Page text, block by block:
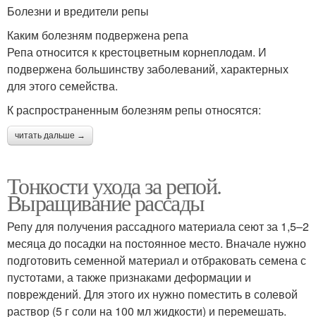
Болезни и вредители репы
Каким болезням подвержена репа
Репа относится к крестоцветным корнеплодам. И
подвержена большинству заболеваний, характерных
для этого семейства.
К распространенным болезням репы относятся:
читать дальше →
Тонкости ухода за репой.
Выращивание рассады
Репу для получения рассадного материала сеют за 1,5–2
месяца до посадки на постоянное место. Вначале нужно
подготовить семенной материал и отбраковать семена с
пустотами, а также признаками деформации и
повреждений. Для этого их нужно поместить в солевой
раствор (5 г соли на 100 мл жидкости) и перемешать.